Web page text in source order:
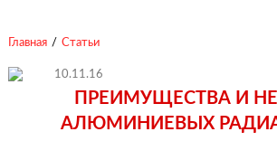
Главная / Статьи
10.11.16
ПРЕИМУЩЕСТВА И
АЛЮМИНИЕВЫХ